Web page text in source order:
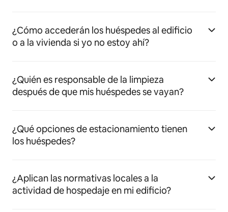
¿Cómo accederán los huéspedes al edificio
o a la vivienda si yo no estoy ahí?
¿Quién es responsable de la limpieza
después de que mis huéspedes se vayan?
¿Qué opciones de estacionamiento tienen
los huéspedes?
¿Aplican las normativas locales a la
actividad de hospedaje en mi edificio?